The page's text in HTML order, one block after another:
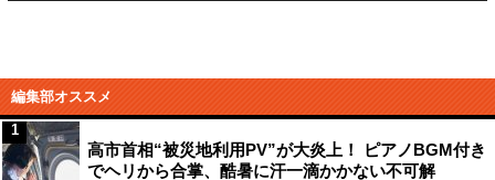
編集部オススメ
高市首相“被災地利用PV”が大炎上！ ピアノBGM付き
でヘリから合掌、酷暑に汗一滴かかない不可解
1